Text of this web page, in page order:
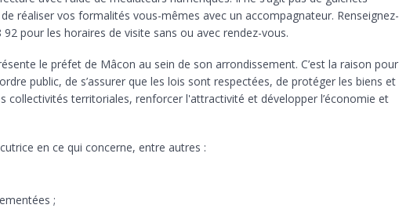
réaliser vos formalités vous-mêmes avec un accompagnateur. Renseignez-
pour les horaires de visite sans ou avec rendez-vous.
le préfet de Mâcon au sein de son arrondissement. C’est la raison pour
public, de s’assurer que les lois sont respectées, de protéger les biens et
collectivités territoriales, renforcer l'attractivité et développer l’économie et
en ce qui concerne, entre autres :
;